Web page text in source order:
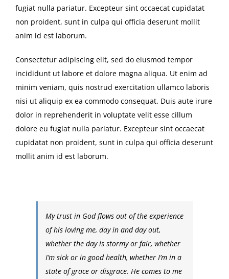
fugiat nulla pariatur. Excepteur sint occaecat cupidatat
non proident, sunt in culpa qui officia deserunt mollit
anim id est laborum.
Consectetur adipiscing elit, sed do eiusmod tempor
incididunt ut labore et dolore magna aliqua. Ut enim ad
minim veniam, quis nostrud exercitation ullamco laboris
nisi ut aliquip ex ea commodo consequat. Duis aute irure
dolor in reprehenderit in voluptate velit esse cillum
dolore eu fugiat nulla pariatur. Excepteur sint occaecat
cupidatat non proident, sunt in culpa qui officia deserunt
mollit anim id est laborum.
My trust in God flows out of the experience
of his loving me, day in and day out,
whether the day is stormy or fair, whether
I’m sick or in good health, whether I’m in a
state of grace or disgrace. He comes to me